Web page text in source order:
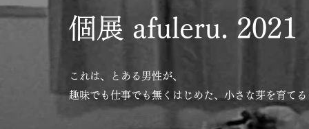
個展 afuleru. 2021
これは、とある男性が、
趣味でも仕事でも無くはじめた、小さな芽を育て